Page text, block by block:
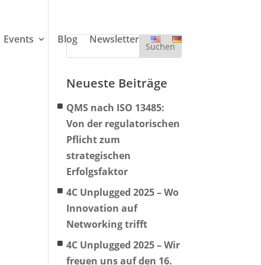
Events Blog Newsletter
Neueste Beiträge
QMS nach ISO 13485:
Von der regulatorischen
Pflicht zum
strategischen
Erfolgsfaktor
4C Unplugged 2025 – Wo
Innovation auf
Networking trifft
4C Unplugged 2025 – Wir
freuen uns auf den 16.